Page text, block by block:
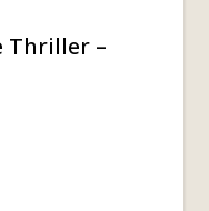
Thriller –